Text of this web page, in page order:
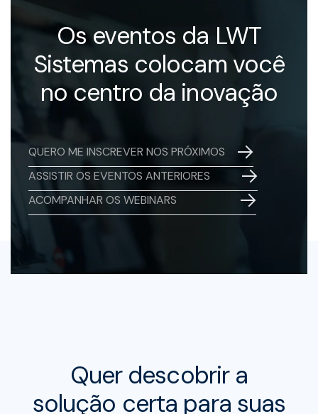
Os eventos da LWT
Sistemas colocam você
no centro da inovação
QUERO ME INSCREVER NOS PRÓXIMOS
ASSISTIR OS EVENTOS ANTERIORES
ACOMPANHAR OS WEBINARS
Quer descobrir a
solução certa para suas